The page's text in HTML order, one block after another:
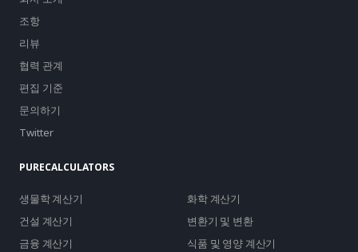
조항
리뷰
협력 관계
편집 기준
문의하기
Twitter
PURECALCULATORS
생물학 계산기
화학 계산기
건설 계산기
변환기 및 변환
금융 계산기
식품 및 영양 계산기